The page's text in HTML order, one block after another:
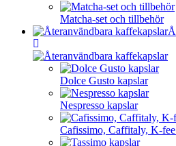
Matcha-set och tillbehör
Dolce Gusto kapslar
Nespresso kapslar
Cafissimo, Caffitaly, K-